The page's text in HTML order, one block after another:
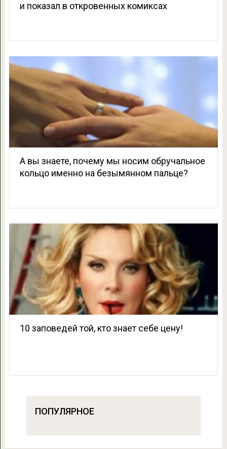
и показал в откровенных комиксах
А вы знаете, почему мы носим обручальное
кольцо именно на безымянном пальце?
10 заповедей той, кто знает себе цену!
ПОПУЛЯРНОЕ